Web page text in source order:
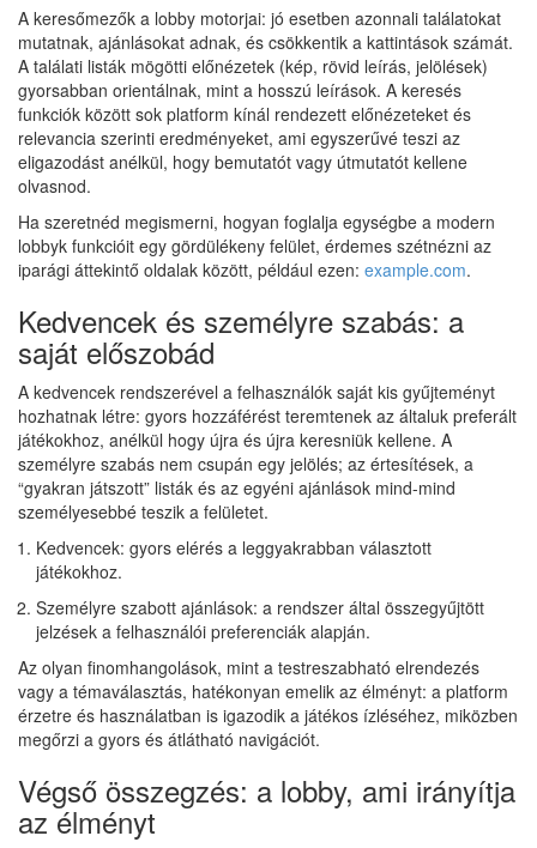
A keresőmezők a lobby motorjai: jó esetben azonnali találatokat
mutatnak, ajánlásokat adnak, és csökkentik a kattintások számát.
A találati listák mögötti előnézetek (kép, rövid leírás, jelölések)
gyorsabban orientálnak, mint a hosszú leírások. A keresés
funkciók között sok platform kínál rendezett előnézeteket és
relevancia szerinti eredményeket, ami egyszerűvé teszi az
eligazodást anélkül, hogy bemutatót vagy útmutatót kellene
olvasnod.
Ha szeretnéd megismerni, hogyan foglalja egységbe a modern
lobbyk funkcióit egy gördülékeny felület, érdemes szétnézni az
iparági áttekintő oldalak között, például ezen: example.com.
Kedvencek és személyre szabás: a
saját előszobád
A kedvencek rendszerével a felhasználók saját kis gyűjteményt
hozhatnak létre: gyors hozzáférést teremtenek az általuk preferált
játékokhoz, anélkül hogy újra és újra keresniük kellene. A
személyre szabás nem csupán egy jelölés; az értesítések, a
“gyakran játszott” listák és az egyéni ajánlások mind-mind
személyesebbé teszik a felületet.
Kedvencek: gyors elérés a leggyakrabban választott
játékokhoz.
Személyre szabott ajánlások: a rendszer által összegyűjtött
jelzések a felhasználói preferenciák alapján.
Az olyan finomhangolások, mint a testreszabható elrendezés
vagy a témaválasztás, hatékonyan emelik az élményt: a platform
érzetre és használatban is igazodik a játékos ízléséhez, miközben
megőrzi a gyors és átlátható navigációt.
Végső összegzés: a lobby, ami irányítja
az élményt